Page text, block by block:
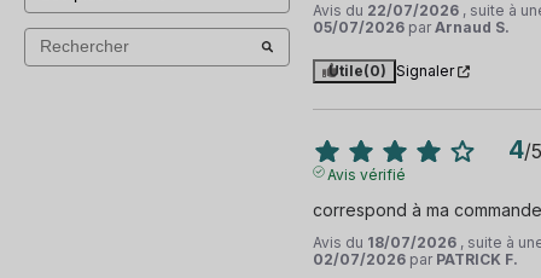
Avis du 22/07/2026 , suite à
05/07/2026 par Arnaud S.
Utile(0) Signaler
4/5
Avis vérifié
correspond à ma commande
Avis du 18/07/2026 , suite à
02/07/2026 par PATRICK F.